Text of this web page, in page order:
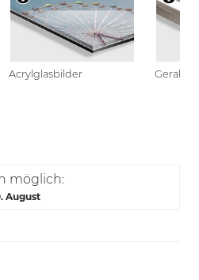
Acrylglasbilder
möglich:
August